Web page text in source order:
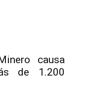
causa
de 1.200